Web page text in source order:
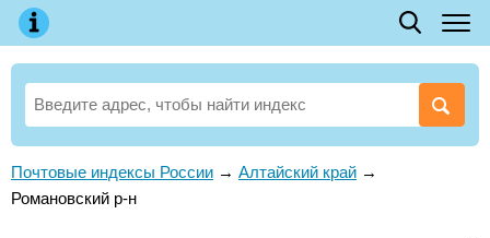
Почтовые индексы России → Алтайский край →
Романовский р-н